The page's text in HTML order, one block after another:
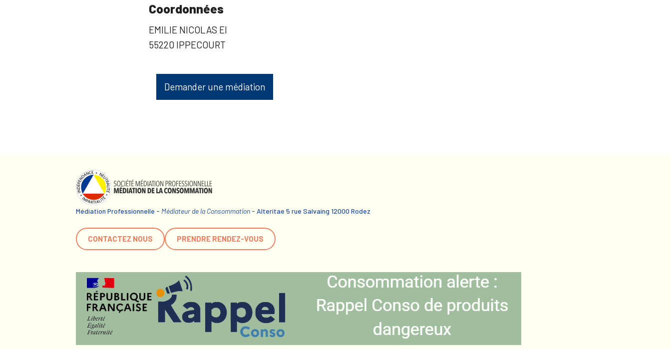
Coordonnées
EMILIE NICOLAS EI
55220 IPPECOURT
Demander une médiation
Médiation Professionnelle - Médiateur de la Consommation - Alteritae 5 rue Salvaing 12000 Rodez
CONTACTEZ NOUS PRENDRE RENDEZ-VOUS